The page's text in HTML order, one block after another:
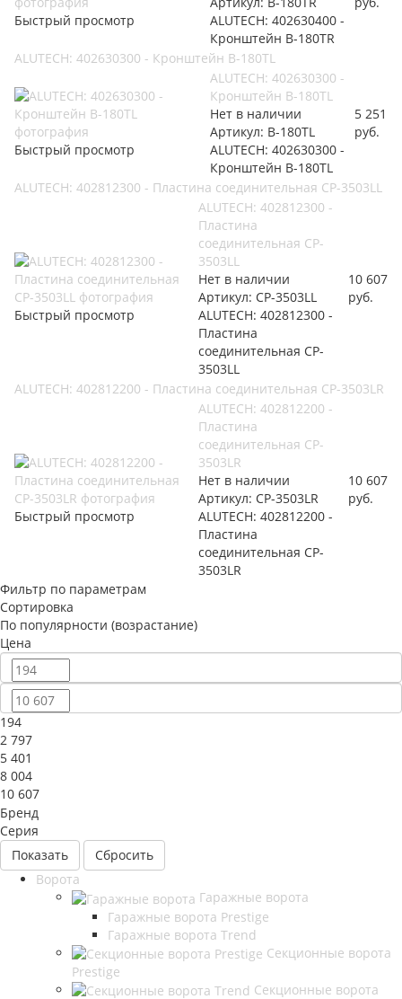
Быстрый просмотр
ALUTECH: 402630400 -
Кронштейн B-180TR
ALUTECH: 402630300 - Кронштейн B-180TL
Быстрый просмотр
ALUTECH: 402630300 -
Кронштейн B-180TL
Нет в наличии
Артикул: B-180TL
ALUTECH: 402630300 -
Кронштейн B-180TL
5 251
руб.
ALUTECH: 402812300 - Пластина соединительная CP-3503LL
Быстрый просмотр
ALUTECH: 402812300 -
Пластина
соединительная CP-
3503LL
Нет в наличии
Артикул: CP-3503LL
ALUTECH: 402812300 -
Пластина
соединительная CP-
3503LL
10 607
руб.
ALUTECH: 402812200 - Пластина соединительная CP-3503LR
Быстрый просмотр
ALUTECH: 402812200 -
Пластина
соединительная CP-
3503LR
Нет в наличии
Артикул: CP-3503LR
ALUTECH: 402812200 -
Пластина
соединительная CP-
3503LR
10 607
руб.
Фильтр по параметрам
Сортировка
По популярности (возрастание)
Цена
194
2 797
5 401
8 004
10 607
Бренд
Серия
Сбросить
Ворота
Гаражные ворота
Гаражные ворота Prestige
Гаражные ворота Trend
Секционные ворота
Prestige
Секционные ворота